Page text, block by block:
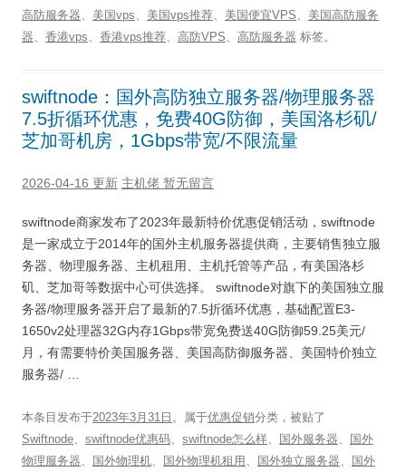
高防服务器、 美国vps、 美国vps推荐、 美国便宜VPS、 美国高防服务
器、 香港vps、 香港vps推荐、 高防VPS、 高防服务器 标签。
swiftnode：国外高防独立服务器/物理服务器
7.5折循环优惠，免费40G防御，美国洛杉矶/
芝加哥机房，1Gbps带宽/不限流量
2026-04-16 更新 主机佬 暂无留言
swiftnode商家发布了2023年最新特价优惠促销活动，swiftnode
是一家成立于2014年的国外主机服务器提供商，主要销售独立服
务器、物理服务器、主机租用、主机托管等产品，有美国洛杉
矶、芝加哥等数据中心可供选择。 swiftnode对旗下的美国独立服
务器/物理服务器开启了最新的7.5折循环优惠，基础配置E3-
1650v2处理器32G内存1Gbps带宽免费送40G防御59.25美元/
月，有需要特价美国服务器、美国高防御服务器、美国特价独立
服务器/ …
本条目发布于2023年3月31日 。属于优惠促销分类，被贴了
Swiftnode、 swiftnode优惠码、 swiftnode怎么样、 国外服务器、
国外
物理服务器、 国外物理机、 国外物理机租用 、 国外独立服务器、
国外